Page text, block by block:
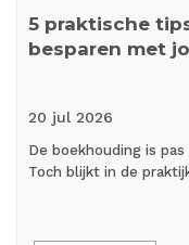
5 praktische
besparen met
20 jul 2026
De boekhouding is
Toch blijkt in de